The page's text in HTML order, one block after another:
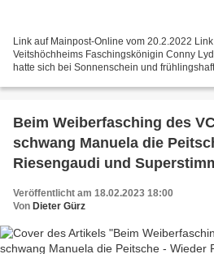
Link auf Mainpost-Online vom 20.2.2022
Veitshöchheims Faschingskönigin Conny
hatte sich bei Sonnenschein und
Beim Weiberfasching des
schwang Manuela die
Riesengaudi und
Veröffentlicht am 18.02.2023 18:00
Von Dieter Gürz